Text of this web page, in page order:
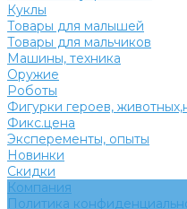
Куклы
Товары для малышей
Товары для мальчиков
Машины, техника
Оружие
Роботы
Фигурки героев,
Фикс.цена
Эксперементы, опыты
Новинки
Скидки
Компания
Политика